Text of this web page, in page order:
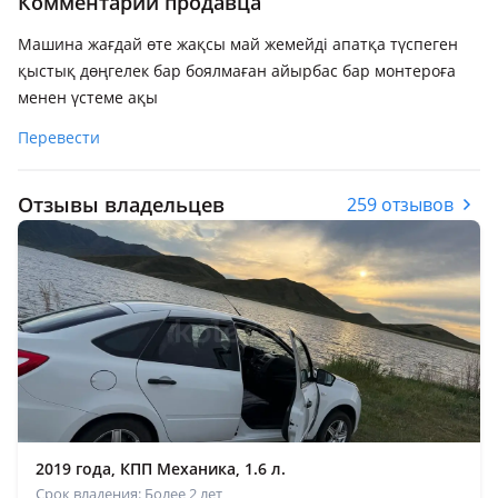
Машина жағдай өте жақсы май жемейді апатқа түспеген
қыстық дөңгелек бар боялмаған айырбас бар монтероға
менен үстеме ақы
Перевести
Отзывы владельцев 259 отзывов
2019 года, КПП Механика, 1.6 л.
Срок владения: Более 2 лет